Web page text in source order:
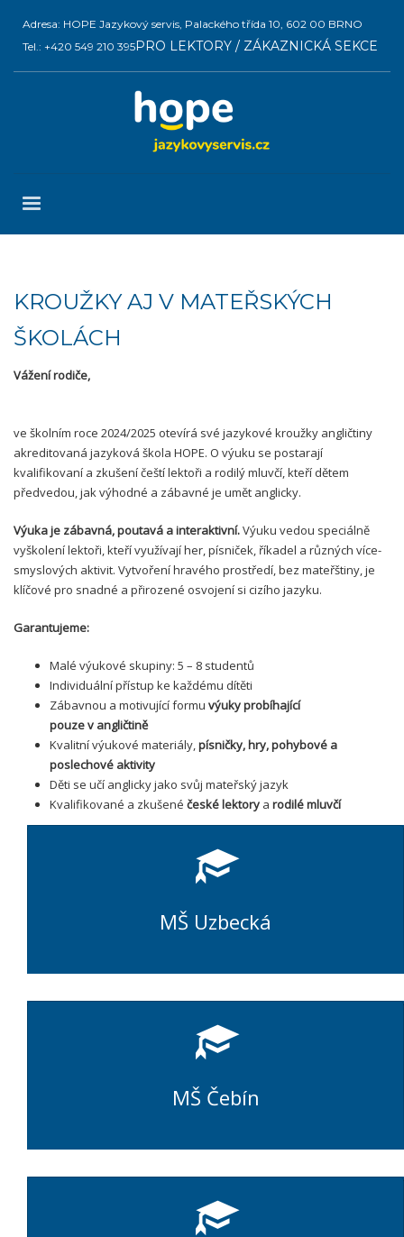
Adresa: HOPE Jazykový servis, Palackého třída 10, 602 00 BRNO
Tel.: +420 549 210 395PRO LEKTORY / ZÁKAZNICKÁ SEKCE
KROUŽKY AJ V MATEŘSKÝCH
ŠKOLÁCH
Vážení rodiče,
ve školním roce 2024/2025 otevírá své jazykové kroužky angličtiny
akreditovaná jazyková škola HOPE. O výuku se postarají
kvalifikovaní a zkušení čeští lektoři a rodilý mluvčí, kteří dětem
předvedou, jak výhodné a zábavné je umět anglicky.
Výuka je zábavná, poutavá a interaktivní.Výuku vedou speciálně
vyškolenílektoři , kteří využívají her, písniček, říkadel a různých více-
smyslových aktivit. Vytvoření hravého prostředí, bez mateřštiny, je
klíčové pro snadné a přirozené osvojení si cizího jazyku.
Garantujeme:
Malé výukové skupiny: 5 – 8 studentů
Individuální přístup ke každému dítěti
Zábavnou a motivující formu výuky probíhající
pouze v angličtině
Kvalitní výukové materiály, písničky, hry, pohybové a
poslechové aktivity
Děti se učí anglicky jako svůj mateřský jazyk
Kvalifikované a zkušené české lektory a rodilé mluvčí
MŠ Uzbecká
MŠ Čebín